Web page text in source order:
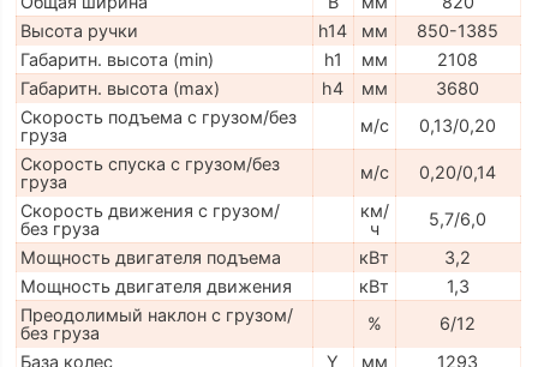
Высота ручки
h14 мм
850-1385
Габаритн. высота (min)
h1 мм
2108
Габаритн. высота (max)
h4 мм
3680
Скорость подъема с грузом/без
груза
м/с
0,13/0,20
Скорость спуска с грузом/без
груза
м/с
0,20/0,14
Скорость движения с грузом/
без груза
км/
ч
5,7/6,0
Мощность двигателя подъема
кВт
3,2
Мощность двигателя движения
кВт
1,3
Преодолимый наклон с грузом/
без груза
%
6/12
База колес
Y мм
1293